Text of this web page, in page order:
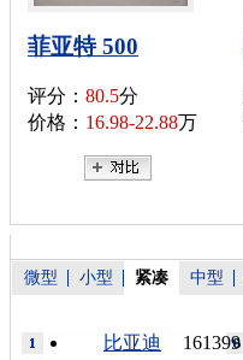
菲亚特 500
评分： 80.5分
价格： 16.98-22.88万
微型 小型 紧凑 中型
161399
比亚迪